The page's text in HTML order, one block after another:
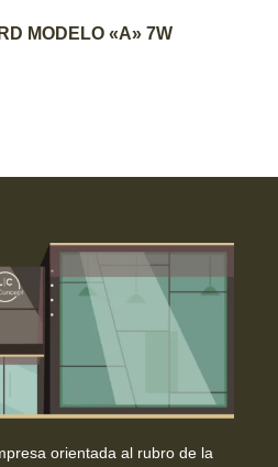
AL CARRITO
MODELO «A» 7W
orientada al rubro de la